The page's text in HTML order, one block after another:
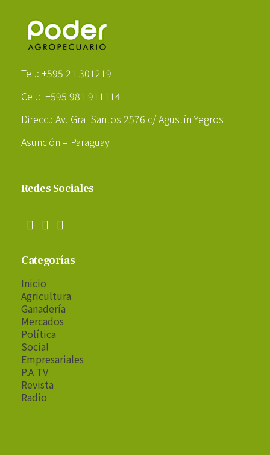
Tel.: +595 21 301219
Cel.: +595 981 911114
Direcc.: Av. Gral Santos 2576 c/ Agustín Yegros
Asunción – Paraguay
Redes Sociales
Categorías
Inicio
Agricultura
Ganadería
Mercados
Política
Social
Empresariales
P.A TV
Revista
Radio